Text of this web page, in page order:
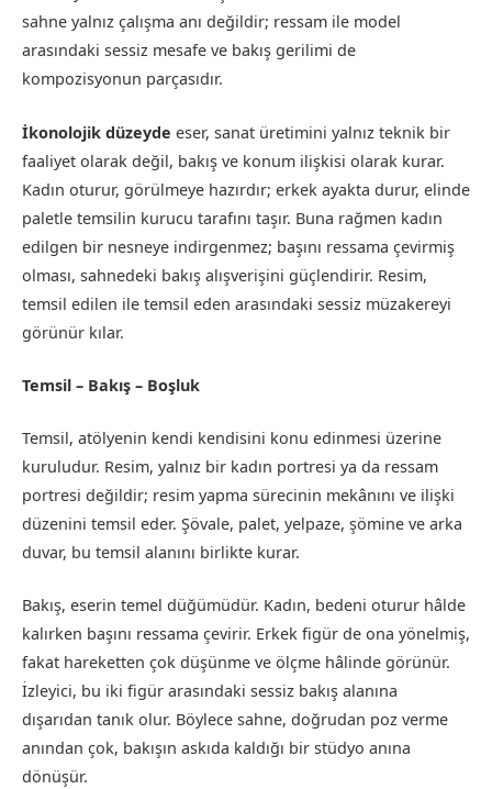
sahne yalnız çalışma anı değildir; ressam ile model
arasındaki sessiz mesafe ve bakış gerilimi de
kompozisyonun parçasıdır.
İkonolojik düzeyde eser, sanat üretimini yalnız teknik bir
faaliyet olarak değil, bakış ve konum ilişkisi olarak kurar.
Kadın oturur, görülmeye hazırdır; erkek ayakta durur, elinde
paletle temsilin kurucu tarafını taşır. Buna rağmen kadın
edilgen bir nesneye indirgenmez; başını ressama çevirmiş
olması, sahnedeki bakış alışverişini güçlendirir. Resim,
temsil edilen ile temsil eden arasındaki sessiz müzakereyi
görünür kılar.
Temsil – Bakış – Boşluk
Temsil, atölyenin kendi kendisini konu edinmesi üzerine
kuruludur. Resim, yalnız bir kadın portresi ya da ressam
portresi değildir; resim yapma sürecinin mekânını ve ilişki
düzenini temsil eder. Şövale, palet, yelpaze, şömine ve arka
duvar, bu temsil alanını birlikte kurar.
Bakış, eserin temel düğümüdür. Kadın, bedeni oturur hâlde
kalırken başını ressama çevirir. Erkek figür de ona yönelmiş,
fakat hareketten çok düşünme ve ölçme hâlinde görünür.
İzleyici, bu iki figür arasındaki sessiz bakış alanına
dışarıdan tanık olur. Böylece sahne, doğrudan poz verme
anından çok, bakışın askıda kaldığı bir stüdyo anına
dönüşür.